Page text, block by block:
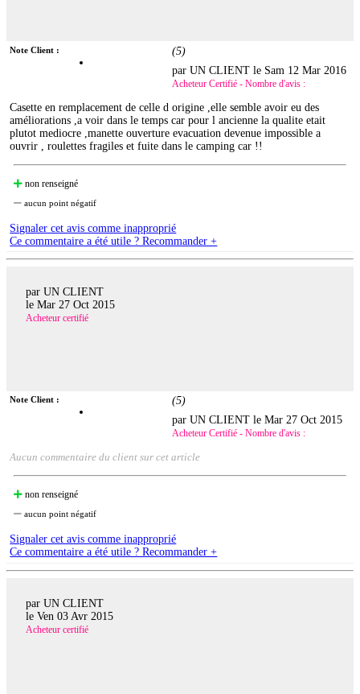
Note Client : (5)
par UN CLIENT le Sam 12 Mar 2016
Acheteur Certifié - Nombre d'avis :
Casette en remplacement de celle d origine ,elle semble avoir eu des
améliorations ,a voir dans le temps car pour l ancienne la qualite etait
plutot mediocre ,manette ouverture evacuation devenue impossible a
ouvrir , roulettes fragiles et fuite dans le camping car !!
non renseigné
aucun point négatif
Signaler cet avis comme inapproprié
Ce commentaire a été utile ? Recommander +
par UN CLIENT
le Mar 27 Oct 2015
Acheteur certifié
Note Client : (5)
par UN CLIENT leMar 27 Oct 2015
Acheteur Certifié - Nombre d'avis :
Aucun commentaire du client sur cet article
non renseigné
aucun point négatif
Signaler cet avis comme inapproprié
Ce commentaire a été utile ? Recommander +
par UN CLIENT
le Ven 03 Avr 2015
Acheteur certifié